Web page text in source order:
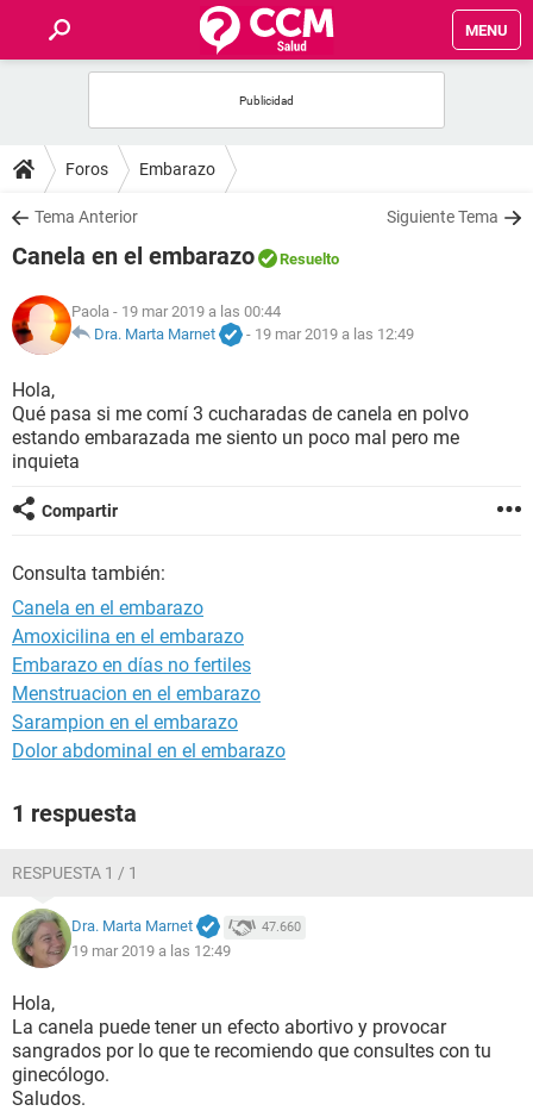
MENU
FOROS
SALUD
NUTRICIÓN
BIENESTAR
SEXUALIDAD
GLOSARIO
Foros Embarazo
Tema Anterior Siguiente Tema
Canela en el embarazo Resuelto
Paola - 19 mar 2019 a las 00:44
Dra. Marta Marnet
- 19 mar 2019 a las 12:49
Hola,
Qué pasa si me comí 3 cucharadas de canela en polvo
estando embarazada me siento un poco mal pero me
inquieta
Compartir
Consulta también:
Canela en el embarazo
Amoxicilina en el embarazo
Embarazo en días no fertiles
Menstruacion en el embarazo
Sarampion en el embarazo
Dolor abdominal en el embarazo
1 respuesta
RESPUESTA 1 / 1
Dra. Marta Marnet 47.660
19 mar 2019 a las 12:49
Hola,
La canela puede tener un efecto abortivo y provocar
sangrados por lo que te recomiendo que consultes con tu
ginecólogo.
Saludos.